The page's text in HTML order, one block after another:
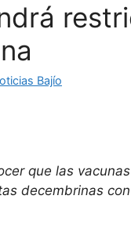
Bajío
que las
decembrinas